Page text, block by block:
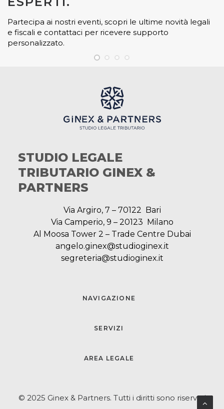
Partecipa ai nostri eventi, scopri le ultime novità legali
e fiscali e contattaci per ricevere supporto
personalizzato.
STUDIO LEGALE
TRIBUTARIO GINEX &
PARTNERS
Via Argiro, 7 – 70122 Bari
Via Camperio, 9 – 20123 Milano
Al Moosa Tower 2 – Trade Centre Dubai
angelo.ginex@studioginex.it
segreteria@studioginex.it
NAVIGAZIONE
SERVIZI
AREA LEGALE
© 2025 Ginex & Partners. Tutti i diritti sono riservati